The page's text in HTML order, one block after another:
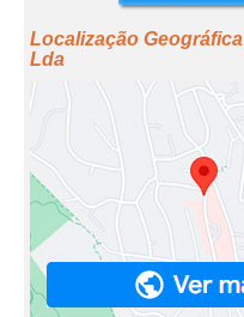
Localização
Lda